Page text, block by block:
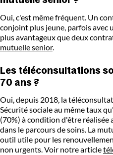
Oui, c'est même fréquent. Un
conjoint plus jeune, parfois avec
plus avantageux que deux
mutuelle senior.
Les téléconsultations
70 ans ?
Oui, depuis 2018, la
Sécurité sociale au même taux
(70%) à condition d'être
dans le parcours de soins. La
outil utile pour les
non urgents. Voir notre article